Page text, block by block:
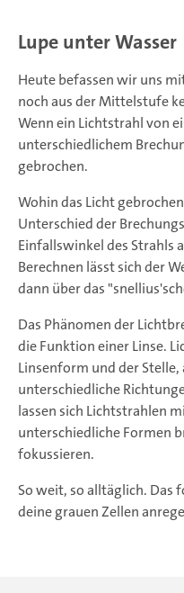
Lupe unter Wasser
Heute befassen wir uns
noch aus der Mittelstufe
Wenn ein Lichtstrahl von
unterschiedlichem
gebrochen.
Wohin das Licht
Unterschied der
Einfallswinkel des Strahls
Berechnen lässt sich der
dann über das
Das Phänomen der
die Funktion einer Linse.
Linsenform und der
unterschiedliche
lassen sich Lichtstrahlen
unterschiedliche Formen
fokussieren.
So weit, so alltäglich. Das
deine grauen Zellen